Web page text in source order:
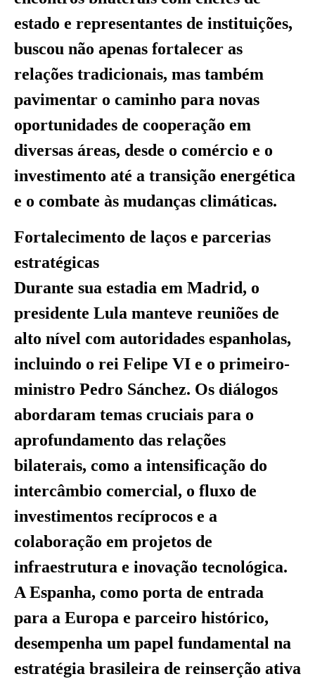
estado e representantes de instituições,
buscou não apenas fortalecer as
relações tradicionais, mas também
pavimentar o caminho para novas
oportunidades de cooperação em
diversas áreas, desde o comércio e o
investimento até a transição energética
e o combate às mudanças climáticas.
Fortalecimento de laços e parcerias
estratégicas
Durante sua estadia em Madrid, o
presidente Lula manteve reuniões de
alto nível com autoridades espanholas,
incluindo o rei Felipe VI e o primeiro-
ministro Pedro Sánchez. Os diálogos
abordaram temas cruciais para o
aprofundamento das relações
bilaterais, como a intensificação do
intercâmbio comercial, o fluxo de
investimentos recíprocos e a
colaboração em projetos de
infraestrutura e inovação tecnológica.
A Espanha, como porta de entrada
para a Europa e parceiro histórico,
desempenha um papel fundamental na
estratégia brasileira de reinserção ativa